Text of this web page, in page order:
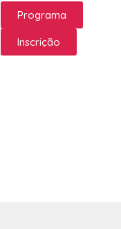
Programa
Inscrição